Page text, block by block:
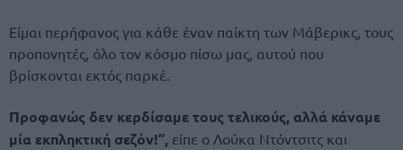
Είμαι περήφανος για κάθε έναν παίκτη των Μάβερικς, τους
προπονητές, όλο τον κόσμο πίσω μας, αυτού που
βρίσκονται εκτός παρκέ.
Προφανώς δεν κερδίσαμε τους τελικούς, αλλά κάναμε
μία εκπληκτική σεζόν!”, είπε ο Λούκα Ντόντσιτς και